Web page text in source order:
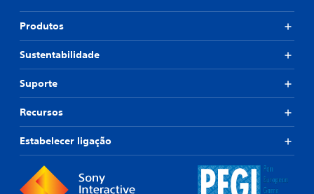
Produtos
Sustentabilidade
Suporte
Recursos
Estabelecer ligação